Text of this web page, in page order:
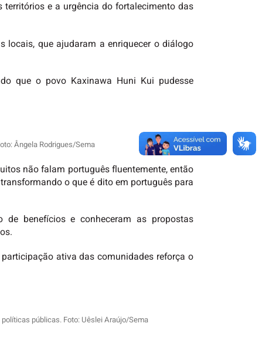
e a urgência do fortalecimento das
locais, que ajudaram a enriquecer o diálogo
que o povo Kaxinawa Huni Kui pudesse
Ângela Rodrigues/Sema
não falam português fluentemente, então
o que é dito em português para
benefícios e conheceram as propostas
ativa das comunidades reforça o
públicas. Foto: Uêslei Araújo/Sema